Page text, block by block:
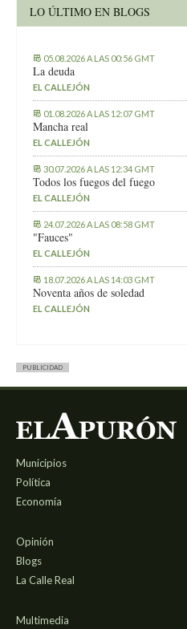
LO ÚLTIMO EN BLOGS
05.08.2026 A LAS 00:56 GMT
La deuda
EL CALLEJÓN
01.08.2026 A LAS 12:07 GMT
Mancha real
EL CALLEJÓN
30.07.2026 A LAS 12:34 GMT
Todos los fuegos del fuego
EL CALLEJÓN
24.07.2026 A LAS 08:58 GMT
"Fauces"
EL CALLEJÓN
18.07.2026 A LAS 14:03 GMT
Noventa años de soledad
EL CALLEJÓN
PUBLICIDAD
Municipios
Política
Economía
Opinión
Blogs
La Calle Real
Multimedia